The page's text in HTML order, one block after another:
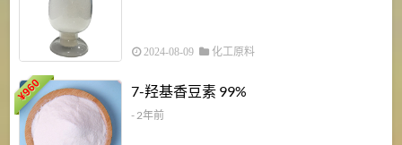
2024-08-09 化工原料
¥
960 7-羟基香豆素 99%
- 2年前